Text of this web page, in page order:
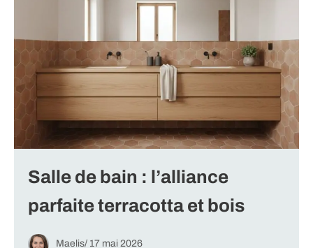
Salle de bain : l’alliance
parfaite terracotta et bois
Maelis/ 17 mai 2026